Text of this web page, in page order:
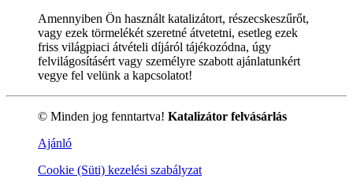
Amennyiben Ön használt katalizátort, részecskeszűrőt,
vagy ezek törmelékét szeretné átvetetni, esetleg ezek
friss világpiaci átvételi díjáról tájékozódna, úgy
felvilágosításért vagy személyre szabott ajánlatunkért
vegye fel velünk a kapcsolatot!
© Minden jog fenntartva! Katalizátor felvásárlás
Ajánló
Cookie (Süti) kezelési szabályzat